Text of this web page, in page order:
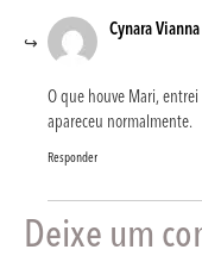
Cynara Vianna
O que houve Mari,
apareceu normalmente.
Responder
Deixe um